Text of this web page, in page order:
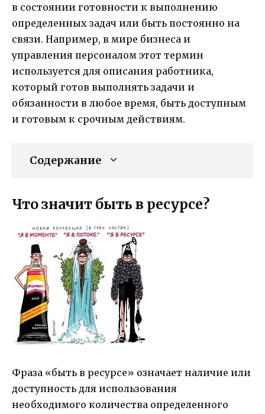
в состоянии готовности к выполнению
определенных задач или быть постоянно на
связи. Например, в мире бизнеса и
управления персоналом этот термин
используется для описания работника,
который готов выполнять задачи и
обязанности в любое время, быть доступным
и готовым к срочным действиям.
Содержание
Что значит быть в ресурсе?
Фраза «быть в ресурсе» означает наличие или
доступность для использования
необходимого количества определенного